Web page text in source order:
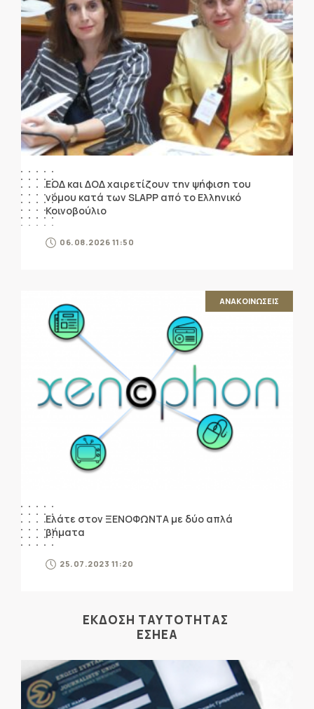
ΕΟΔ και ΔΟΔ χαιρετίζουν την ψήφιση του
νόμου κατά των SLAPP από το Ελληνικό
Κοινοβούλιο
06.08.2026 11:50
ΑΝΑΚΟΙΝΩΣΕΙΣ
Ελάτε στον ΞΕΝΟΦΩΝΤΑ με δύο απλά
βήματα
25.07.2023 11:20
ΕΚΔΟΣΗ ΤΑΥΤΟΤΗΤΑΣ
ΕΣΗΕΑ